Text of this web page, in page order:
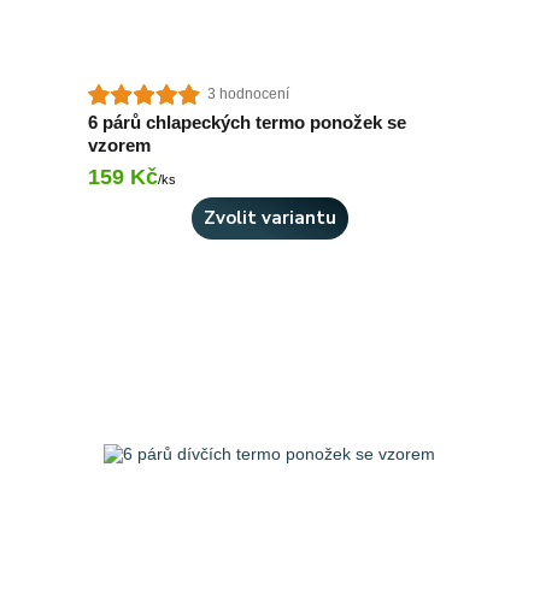
3 hodnocení
6 párů chlapeckých termo ponožek se
vzorem
159 Kč/ks
Zvolit variantu